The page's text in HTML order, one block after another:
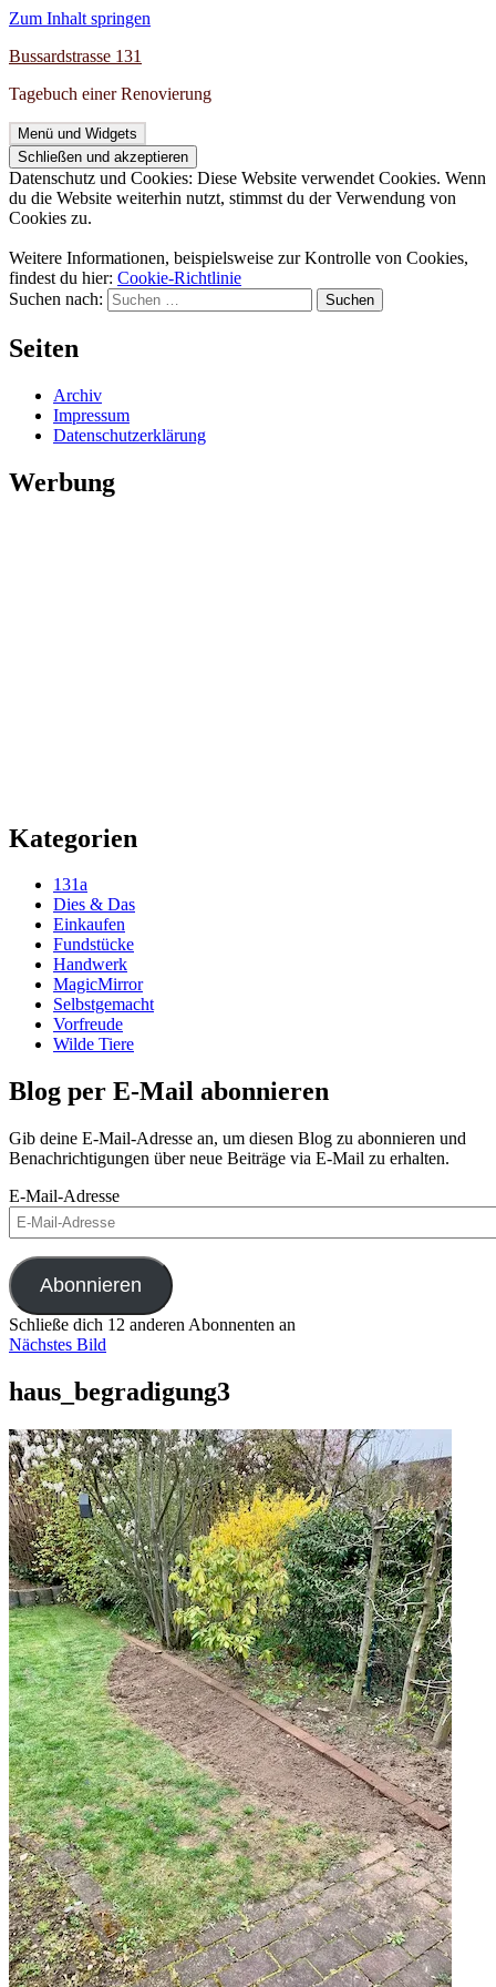
Zum Inhalt springen
Bussardstrasse 131
Tagebuch einer Renovierung
Menü und Widgets
Datenschutz und Cookies: Diese Website verwendet Cookies. Wenn
du die Website weiterhin nutzt, stimmst du der Verwendung von
Cookies zu.
Weitere Informationen, beispielsweise zur Kontrolle von Cookies,
findest du hier: Cookie-Richtlinie
Suchen nach:
Seiten
Archiv
Impressum
Datenschutzerklärung
Werbung
Kategorien
131a
Dies & Das
Einkaufen
Fundstücke
Handwerk
MagicMirror
Selbstgemacht
Vorfreude
Wilde Tiere
Blog per E-Mail abonnieren
Gib deine E-Mail-Adresse an, um diesen Blog zu abonnieren und
Benachrichtigungen über neue Beiträge via E-Mail zu erhalten.
E-Mail-Adresse
Abonnieren
Schließe dich 12 anderen Abonnenten an
Nächstes Bild
haus_begradigung3